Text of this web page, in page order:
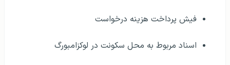
فیش پرداخت هزینه درخواست
اسناد مربوط به محل سکونت در لوکزامبورگ